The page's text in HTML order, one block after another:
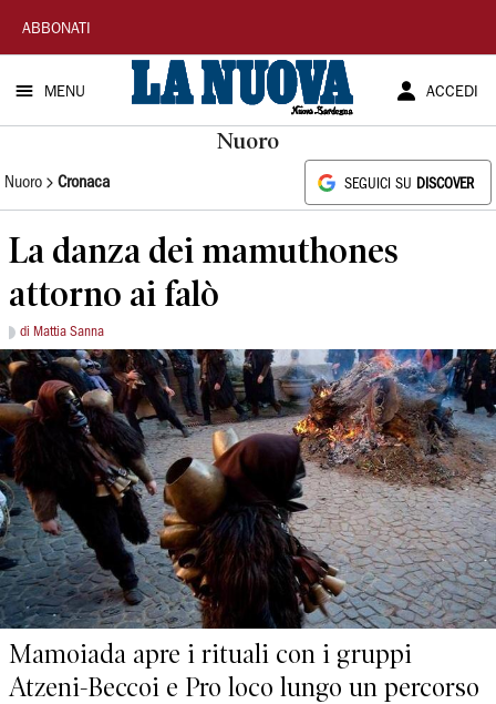
La
Nuova
Sardegna
ABBONATI
MENU ACCEDI
Nuoro
Nuoro Cronaca SEGUICI SU DISCOVER
La danza dei mamuthones
attorno ai falò
di Mattia Sanna
Mamoiada apre i rituali con i gruppi
Atzeni-Beccoi e Pro loco lungo un percorso